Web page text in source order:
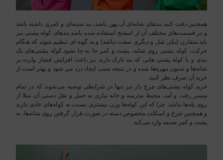
همچنین دقت کنید بندهای شانه‌ای آن پهن باشد، بند سینه‌ای و کمری داشته باشد
و در قسمت‌های مختلف آن از اسفنج استفاده شده باشد.بندهای کوله پشتی نیز
باید متقارن (یکی شل و دیگری سفت نباشد) و به گونه ای تنظیم شوند که هنگام
حرکت، کوله پشتی روی شانه، پشت و کمر جا به جا نشود.کوله پشتی‌های تک
بندی و یا کوله پشتی‌ هایی که بند نازک دارند نیز باعث افزایش فشار وارده بر
شانه‌ها و ستون مهره‌ها شده و در نتیجه سبب ایجاد درد می شود و بهتر است از
خرید آن صرف نظر کنید.
خرید کوله پشتی‌های چرخ دار نیز تنها در شرایطی توصیه می‌شوند که در تمام
مسیر رفت و آمد، محیط مدرسه و خانه نیازی به حمل و نقل دستی آن مثلا از
روی پله‌ها نباشد. چرا که این کوله‌ها وزن بیشتری نسبت به کوله‌های عادی دارند
و همچنین چرخ و اسکلت مخصوص دسته در صورت قرار گرفتن روی شانه‌ها، به
پشت و کمر صدمه وارد می‌کند.